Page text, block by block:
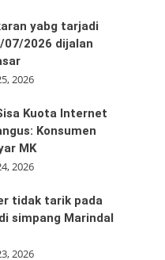
yabg tarjadi
07/2026 dijalan
2026
Kuota Internet
Konsumen
MK
2026
tidak tarik pada
simpang Marindal
2026